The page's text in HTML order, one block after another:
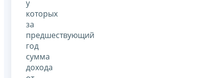
у
которых
за
предшествующий
год
сумма
дохода